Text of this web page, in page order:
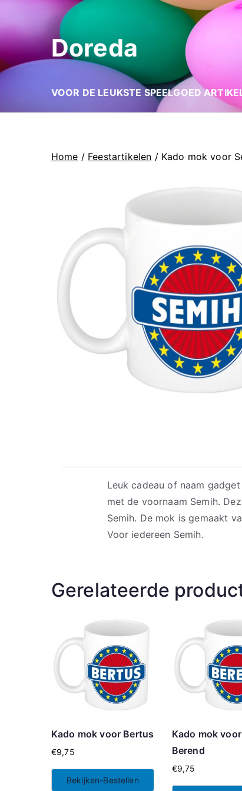
naar
de
inhoud
Doreda
VOOR DE LEUKSTE SPEELGOED
Home / Feestartikelen / Kado mok voor
Leuk cadeau of naam
met de voornaam Semih.
Semih. De mok is gemaakt
Voor iedereen Semih.
Gerelateerde
Kado mok voor Bertus
€9,75
Bekijken-Bestellen
Kado mok voor
Berend
€9,75